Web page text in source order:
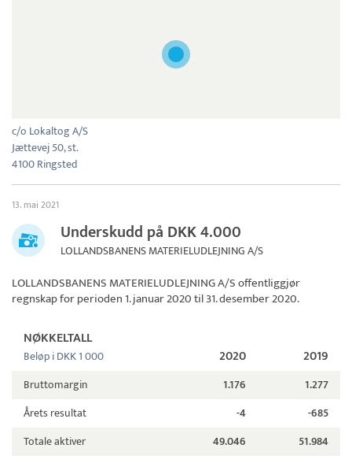
c/o Lokaltog A/S
Jættevej 50, st.
4100 Ringsted
13. mai 2021
Underskudd på DKK 4.000
LOLLANDSBANENS MATERIELUDLEJNING A/S
LOLLANDSBANENS MATERIELUDLEJNING A/Soffentliggjør
regnskap for perioden 1. januar 2020 til 31. desember 2020.
NØKKELTALL
Beløp i DKK 1 000 2020 2019
Bruttomargin 1.176
1.277
Årets resultat
-4
-685
Totale aktiver
49.046
51.984